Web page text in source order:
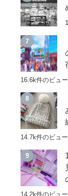
16.6k件のビュー
14.7k件のビュー
14.2k件のビュー